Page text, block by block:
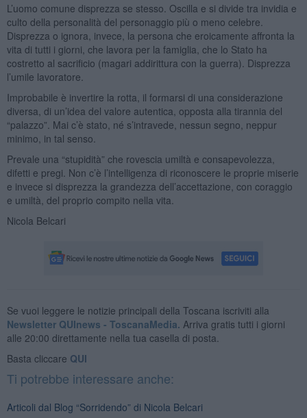
L’uomo comune disprezza se stesso. Oscilla e si divide tra invidia e
culto della personalità del personaggio più o meno celebre.
Disprezza o ignora, invece, la persona che eroicamente affronta la
vita di tutti i giorni, che lavora per la famiglia, che lo Stato ha
costretto al sacrificio (magari addirittura con la guerra). Disprezza
l’umile lavoratore.
Improbabile è invertire la rotta, il formarsi di una considerazione
diversa, di un’idea del valore autentica, opposta alla tirannia del
“palazzo”. Mai c’è stato, né s’intravede, nessun segno, neppur
minimo, in tal senso.
Prevale una “stupidità” che rovescia umiltà e consapevolezza,
difetti e pregi. Non c’è l’intelligenza di riconoscere le proprie miserie
e invece si disprezza la grandezza dell’accettazione, con coraggio
e umiltà, del proprio compito nella vita.
Nicola Belcari
Se vuoi leggere le notizie principali della Toscana iscriviti alla
Newsletter QUInews - ToscanaMedia. Arriva gratis tutti i giorni
alle 20:00 direttamente nella tua casella di posta.
Basta cliccare QUI
Ti potrebbe interessare anche:
Articoli dal Blog “Sorridendo” di Nicola Belcari